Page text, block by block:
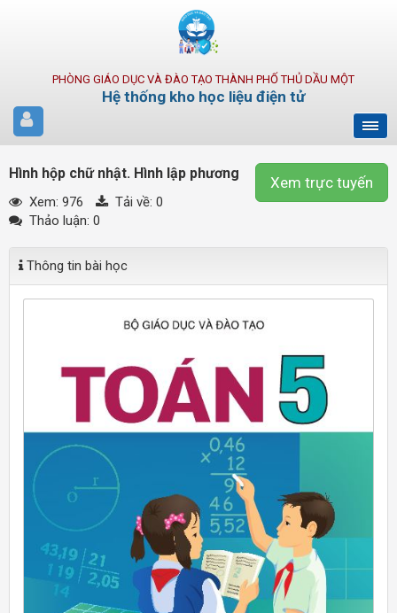
PHÒNG GIÁO DỤC VÀ ĐÀO TẠO THÀNH PHỐ THỦ DẦU MỘT
Hệ thống kho học liệu điện tử
Xem trực tuyến
Hình hộp chữ nhật. Hình lập phương
Xem: 976 Tải về: 0
Thảo luận: 0
Thông tin bài học